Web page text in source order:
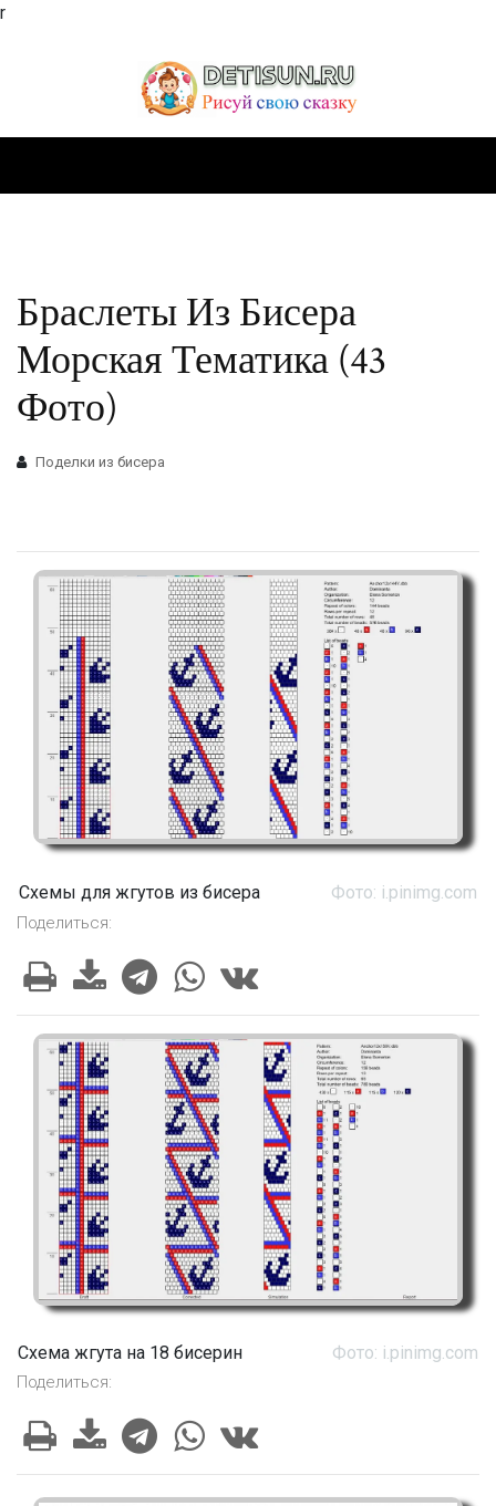
r
Браслеты Из Бисера
Морская Тематика (43
Фото)
Поделки из бисера
Схемы для жгутов из бисера Фото: i.pinimg.com
Поделиться:
Схема жгута на 18 бисерин Фото: i.pinimg.com
Поделиться: